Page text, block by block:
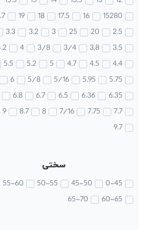
15280
16
17.5
18
19
2.5
20
25
3
3.2
3.3
3.5
3.8
3/4
3/8
4
4.4
4.5
4.7
5
5.2
5.5
5.75
5.95
5/16
5/8
6
6.35
6.36
6.5
6.7
6.8
7.7
7.75
7/16
8
8.7
9
9.7
سختی
0-45
45-50
50-55
55-60
60-65
65-70